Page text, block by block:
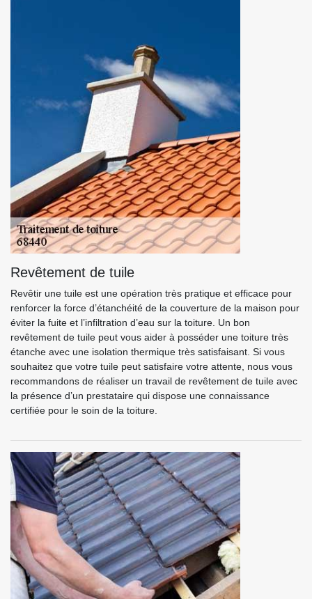
Revêtement de tuile
Revêtir une tuile est une opération très pratique et efficace pour
renforcer la force d’étanchéité de la couverture de la maison pour
éviter la fuite et l’infiltration d’eau sur la toiture. Un bon
revêtement de tuile peut vous aider à posséder une toiture très
étanche avec une isolation thermique très satisfaisant. Si vous
souhaitez que votre tuile peut satisfaire votre attente, nous vous
recommandons de réaliser un travail de revêtement de tuile avec
la présence d’un prestataire qui dispose une connaissance
certifiée pour le soin de la toiture.